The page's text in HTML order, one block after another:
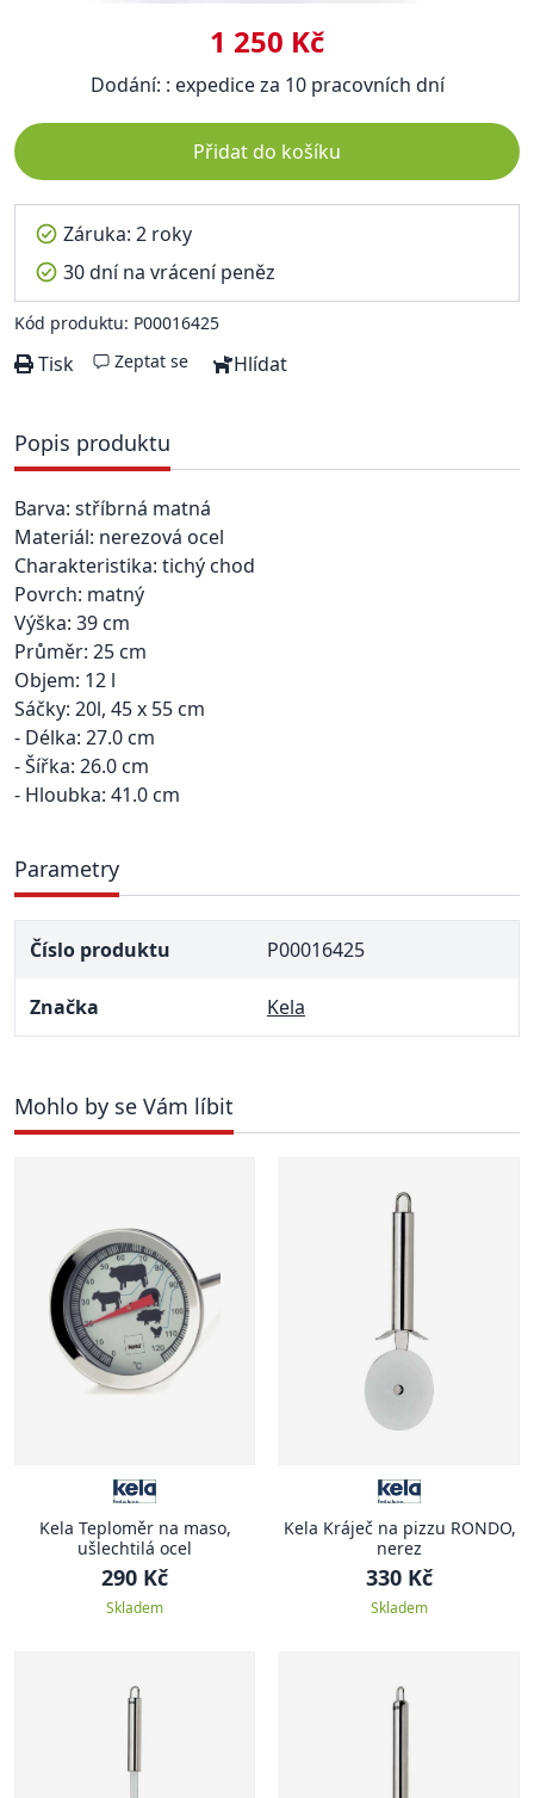
1 250 Kč
Dodání: : expedice za 10 pracovních dní
Přidat do košíku
Záruka: 2 roky
30 dní na vrácení peněz
Kód produktu: P00016425
Tisk Zeptat se Hlídat
Popis produktu
Barva: stříbrná matná
Materiál: nerezová ocel
Charakteristika: tichý chod
Povrch: matný
Výška: 39 cm
Průměr: 25 cm
Objem: 12 l
Sáčky: 20l, 45 x 55 cm
- Délka: 27.0 cm
- Šířka: 26.0 cm
- Hloubka: 41.0 cm
Parametry
Číslo produktu P00016425
Značka Kela
Mohlo by se Vám líbit
Kela Teploměr na maso,
ušlechtilá ocel
290 Kč
Skladem
Kela Kráječ na pizzu RONDO,
nerez
330 Kč
Skladem